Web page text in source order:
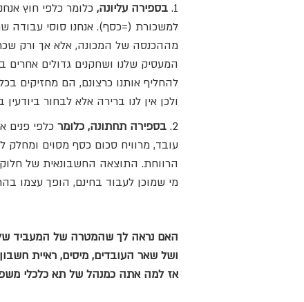
1. בספירה עליונה, כלומר כלפי חוץ
למשכורת (=כסף). אנחנו סוסי עבודה
מההכנסה של המכונה, אלא אך ורק
המעסיק שלנו ושחקנים גדולים
להחליף אותנו כרצונם, הם מחזיקים
ולכן אין לנו ברירה אלא לבחור
2. בספירה תחתונה, כלומר כלפי פנים
עובד, מרוויח סכום כסף מסוים
הרווחת. התוצאה החשבונאית של
מי שמוכן לעבוד בחינם, הופך עצמו
האם נראה לך שהמטרה של המעביד
ושל שאר העובדים, מיסים, ראיית
אז למה אתה כמנהל של תא כלכלי